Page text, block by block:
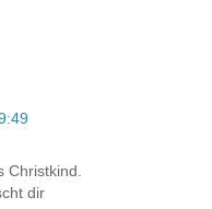
Christkind.
dir